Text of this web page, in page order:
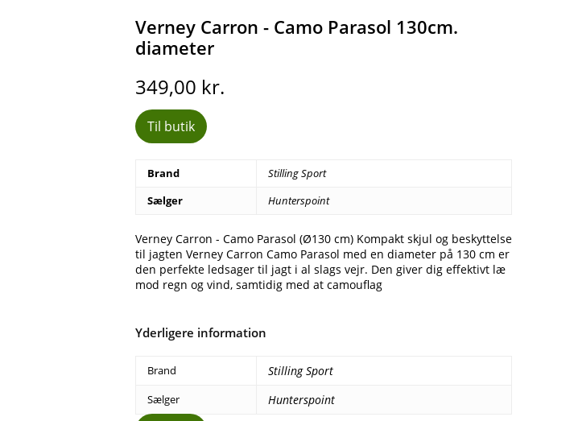
Verney Carron - Camo Parasol 130cm.
diameter
349,00 kr.
Til butik
Brand
Stilling Sport
Sælger
Hunterspoint
Verney Carron - Camo Parasol (Ø130 cm) Kompakt skjul og beskyttelse
til jagten Verney Carron Camo Parasol med en diameter på 130 cm er
den perfekte ledsager til jagt i al slags vejr. Den giver dig effektivt læ
mod regn og vind, samtidig med at camouflag
Yderligere information
Brand Stilling Sport
Sælger Hunterspoint